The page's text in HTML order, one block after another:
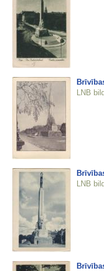
LNB
LNB